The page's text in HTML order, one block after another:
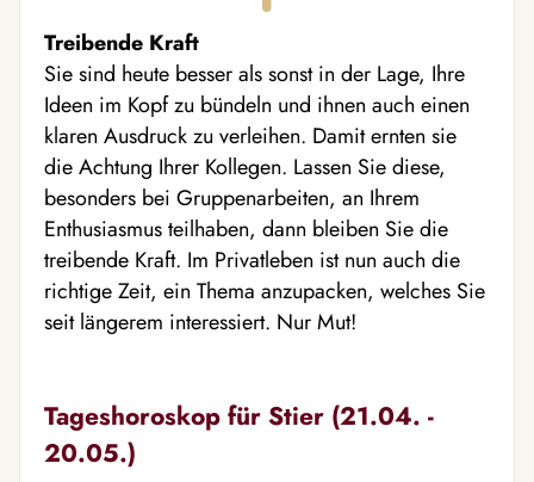
Treibende Kraft
Sie sind heute besser als sonst in der Lage, Ihre
Ideen im Kopf zu bündeln und ihnen auch einen
klaren Ausdruck zu verleihen. Damit ernten sie
die Achtung Ihrer Kollegen. Lassen Sie diese,
besonders bei Gruppenarbeiten, an Ihrem
Enthusiasmus teilhaben, dann bleiben Sie die
treibende Kraft. Im Privatleben ist nun auch die
richtige Zeit, ein Thema anzupacken, welches Sie
seit längerem interessiert. Nur Mut!
Tageshoroskop für Stier (21.04. -
20.05.)